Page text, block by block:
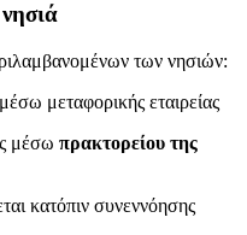
των νησιών:
μεταφορικής εταιρείας
μέσω πρακτορείου της
κατόπιν συνεννόησης